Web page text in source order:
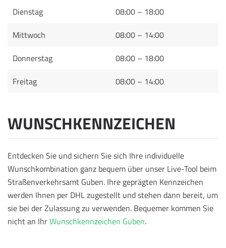
Dienstag
08:00 – 18:00
Mittwoch
08:00 – 14:00
Donnerstag
08:00 – 18:00
Freitag
08:00 – 14:00
WUNSCHKENNZEICHEN
Entdecken Sie und sichern Sie sich Ihre individuelle
Wunschkombination ganz bequem über unser Live-Tool beim
Straßenverkehrsamt Guben. Ihre geprägten Kennzeichen
werden Ihnen per DHL zugestellt und stehen dann bereit, um
sie bei der Zulassung zu verwenden. Bequemer kommen Sie
nicht an IhrWunschkennzeichen Guben.